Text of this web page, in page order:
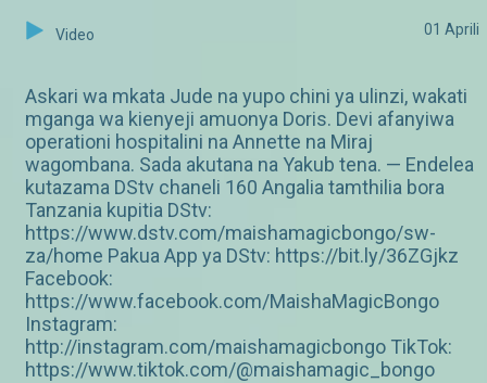
Video 01 Aprili
Askari wa mkata Jude na yupo chini ya ulinzi, wakati
mganga wa kienyeji amuonya Doris. Devi afanyiwa
operationi hospitalini na Annette na Miraj
wagombana. Sada akutana na Yakub tena. — Endelea
kutazama DStv chaneli 160 Angalia tamthilia bora
Tanzania kupitia DStv:
https://www.dstv.com/maishamagicbongo/sw-
za/home Pakua App ya DStv: https://bit.ly/36ZGjkz
Facebook:
https://www.facebook.com/MaishaMagicBongo
Instagram:
http://instagram.com/maishamagicbongo TikTok:
https://www.tiktok.com/@maishamagic_bongo